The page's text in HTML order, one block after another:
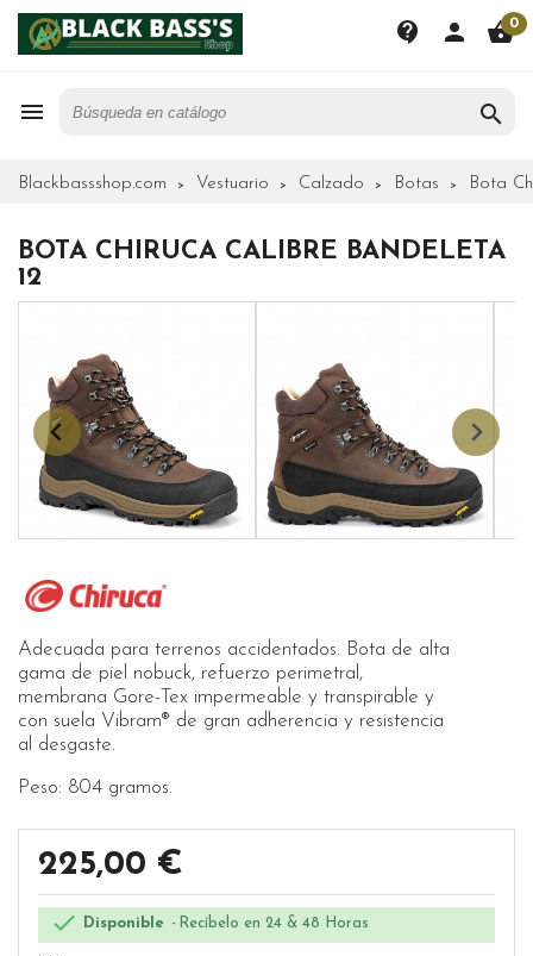
contact_support person shopping_basket0
 
Blackbassshop.com Vestuario Calzado Botas Bota
BOTA CHIRUCA CALIBRE BANDELETA
12
Adecuada para terrenos accidentados. Bota de alta
gama de piel nobuck, refuerzo perimetral,
membrana Gore-Tex impermeable y transpirable y
con suela Vibram® de gran adherencia y resistencia
al desgaste.
Peso: 804 gramos.
225,00 €
 Disponible Recíbelo en 24 & 48 Horas